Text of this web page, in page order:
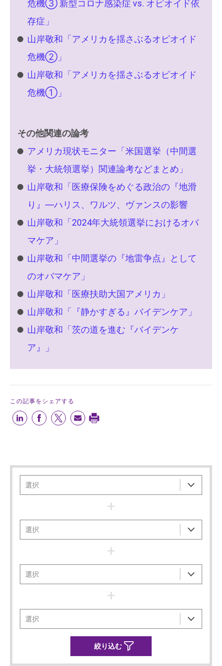
危機③ 新型コロナ感染症 vs. オピオイド依
存症」
山岸敬和「アメリカを揺さぶるオピオイド
危機②」
山岸敬和「アメリカを揺さぶるオピオイド
危機①」
その他関連の論考
アメリカ現状モニター「米国選挙（中間選
挙・大統領選挙）関連論考などまとめ」
山岸敬和「医療保険をめぐる政治の『地滑
り』―ハリス、ワルツ、ヴァンスの影響
山岸敬和「2024年大統領選挙におけるオバ
マケア」
山岸敬和「中間選挙の『地雷争点』として
のオバマケア」
山岸敬和「医療扶助大国アメリカ」
山岸敬和「『静かすぎる』バイデンケア」
山岸敬和「茨の道を進む『バイデンケ
ア』」
この記事をシェアする
+
+
+